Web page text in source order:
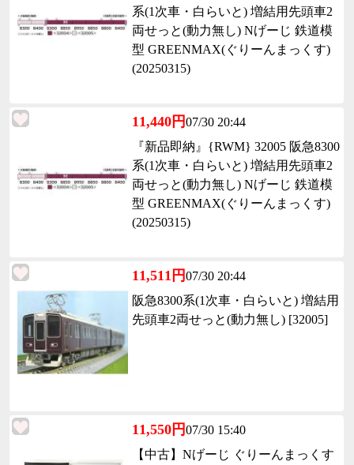
系(1次車・白らいと) 増結用先頭車2
両せっと(動力無し) Nげーじ 鉄道模
型 GREENMAX(ぐりーんまっくす)
(20250315)
11,440円07/30 20:44
『新品即納』{RWM} 32005 阪急8300
系(1次車・白らいと) 増結用先頭車2
両せっと(動力無し) Nげーじ 鉄道模
型 GREENMAX(ぐりーんまっくす)
(20250315)
11,511円07/30 20:44
阪急8300系(1次車・白らいと) 増結用
先頭車2両せっと(動力無し) [32005]
11,550円07/30 15:40
【中古】Nげーじ ぐりーんまっくす